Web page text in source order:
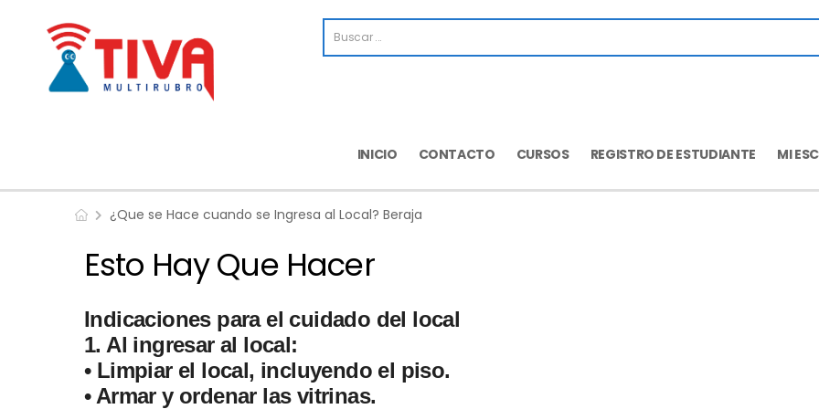
INICIO CONTACTO CURSOS REGISTRO DE ESTUDIANTE MI
¿Que se Hace cuando se Ingresa al Local? Beraja
Esto Hay Que Hacer
Indicaciones para el cuidado del local
1. Al ingresar al local:
• Limpiar el local, incluyendo el piso.
• Armar y ordenar las vitrinas.